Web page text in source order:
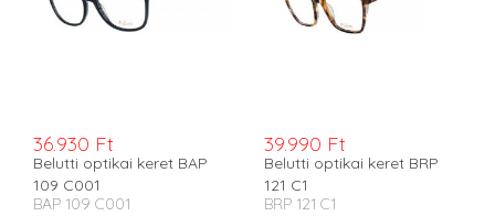
36.930 Ft
Belutti optikai keret BAP
109 C001
BAP 109 C001
39.990 Ft
Belutti optikai keret BRP
121 C1
BRP 121 C1